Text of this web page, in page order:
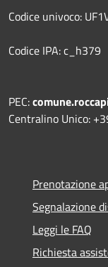
Codice univoco:
Codice IPA: c_h379
PEC:
Centralino Unico:
Prenotazione
Segnalazione
Leggi le FAQ
Richiesta